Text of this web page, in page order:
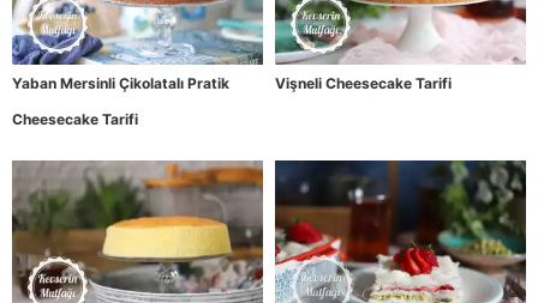
Yaban Mersinli Çikolatalı Pratik
Cheesecake Tarifi
Vişneli Cheesecake Tarifi